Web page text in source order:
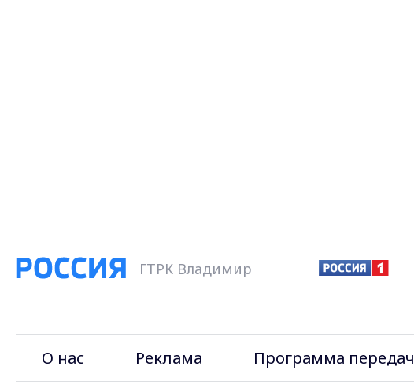
ГТРК Владимир
О нас Реклама Программа передач